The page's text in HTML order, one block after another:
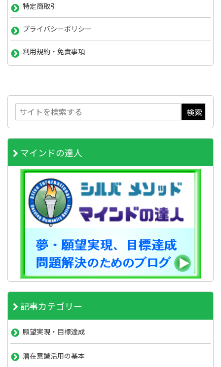
特定商取引
プライバシーポリシー
利用規約・免責事項
マインドの達人
記事カテゴリー
願望実現・目標達成
潜在意識活用の基本